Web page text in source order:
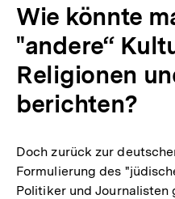
Wie könnte
"andere“
Religionen
berichten?
Doch zurück zur
Formulierung des
Politiker und Journalisten